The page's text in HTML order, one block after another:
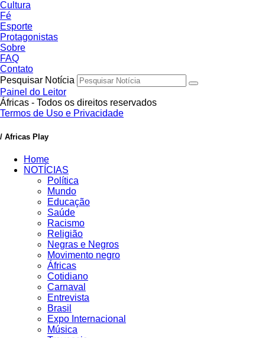
Cultura
Fé
Esporte
Protagonistas
Sobre
FAQ
Contato
Pesquisar Notícia
Painel do Leitor
Áfricas - Todos os direitos reservados
Termos de Uso e Privacidade
/ Africas Play
Home
NOTÍCIAS
Política
Mundo
Educação
Saúde
Racismo
Religião
Negras e Negros
Movimento negro
Áfricas
Cotidiano
Carnaval
Entrevista
Brasil
Expo Internacional
Música